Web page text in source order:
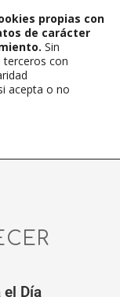
Día
propias con
de carácter
Sin
terceros con
acepta o no